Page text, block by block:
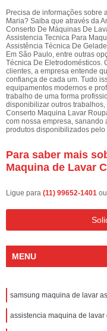
Precisa de informações sobre
Maria? Saiba que através da
Conserto De Máquinas De
Assistencia Tecnica Para
Assistência Técnica De
Em São Paulo, entre outras
Técnica De Eletrodomésticos.
clientes, a empresa entende
confiança de cada um. Tudo
equipamentos modernos e
trabalho de uma forma
disponibilizar outros
Conserto Maquina Lavar
com nossa empresa, sanando
produtos disponibilizados
Para saber mais
Maquina de Lavar
Ligue para (11) 99652-1401 ou
MENU
samsung maquina de lavar
assistencia maquina de lavar